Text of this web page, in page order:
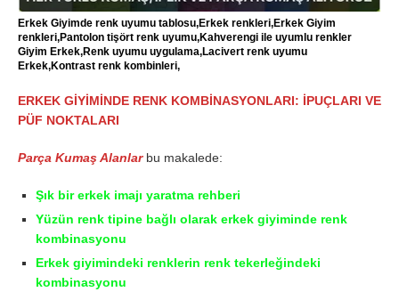
Erkek Giyimde renk uyumu tablosu,Erkek renkleri,Erkek Giyim
renkleri,Pantolon tişört renk uyumu,Kahverengi ile uyumlu renkler
Giyim Erkek,Renk uyumu uygulama,Lacivert renk uyumu
Erkek,Kontrast renk kombinleri,
ERKEK GİYİMİNDE RENK KOMBİNASYONLARI: İPUÇLARI VE
PÜF NOKTALARI
Parça Kumaş Alanlarbu makalede:
Şık bir erkek imajı yaratma rehberi
Yüzün renk tipine bağlı olarak erkek giyiminde renk
kombinasyonu
Erkek giyimindeki renklerin renk tekerleğindeki
kombinasyonu